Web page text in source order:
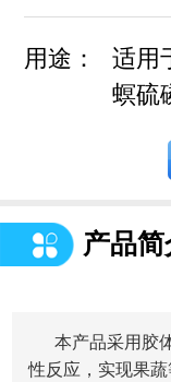
用途：
适用
螟硫
产品简
本产品采用胶体
性反应，实现果